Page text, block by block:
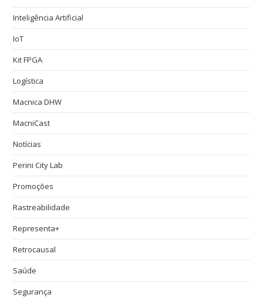
Inteligência Artificial
IoT
Kit FPGA
Logística
Macnica DHW
MacniCast
Notícias
Perini City Lab
Promoções
Rastreabilidade
Representa+
Retrocausal
Saúde
Segurança